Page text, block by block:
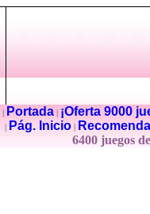
Portada|
¡Oferta 9000
Pág. Inicio
6400 juegos